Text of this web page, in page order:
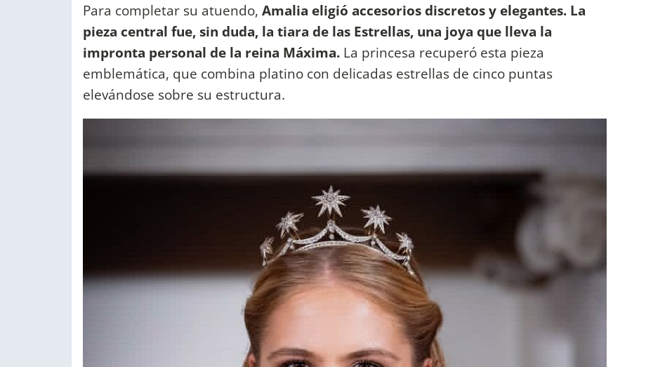
Para completar su atuendo, Amalia eligió accesorios discretos y elegantes. La
pieza central fue, sin duda, la tiara de las Estrellas, una joya que lleva la
impronta personal de la reina Máxima. La princesa recuperó esta pieza
emblemática, que combina platino con delicadas estrellas de cinco puntas
elevándose sobre su estructura.